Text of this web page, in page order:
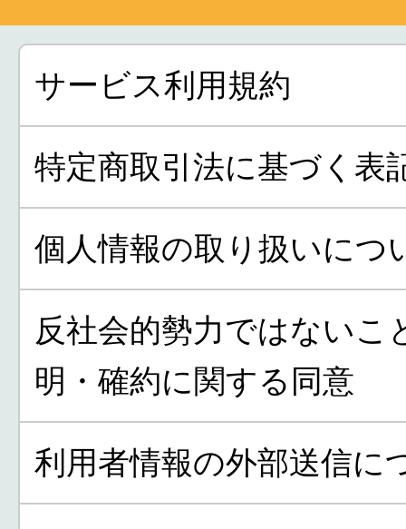
サービス利用規約
特定商取引法に基づく表
個人情報の取り扱いにつ
反社会的勢力ではないこ
明・確約に関する同意
利用者情報の外部送信に